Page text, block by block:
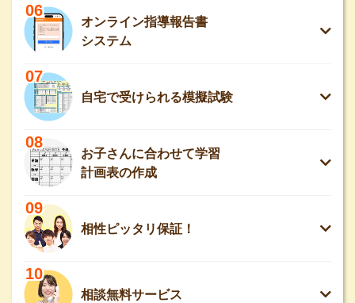
06
オンライン指導報告書
システム
07
自宅で受けられる模擬試験
08
お子さんに合わせて学習
計画表の作成
09
相性ピッタリ保証！
10
相談無料サービス